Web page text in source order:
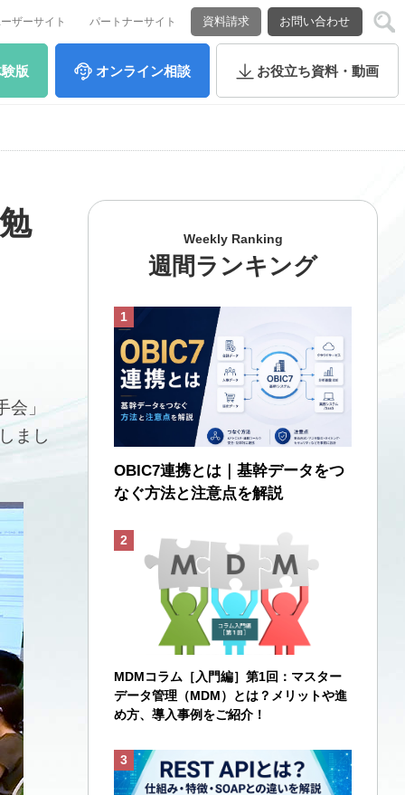
ザーサイト パートナーサイト 資料請求 お問い合わせ
版 オンライン相談 お役立ち資料・動画
」
まし
Weekly Ranking
週間ランキング
OBIC7連携とは｜基幹データをつ
なぐ方法と注意点を解説
MDMコラム［入門編］第1回：マスター
データ管理（MDM）とは？メリットや進
め方、導入事例をご紹介！